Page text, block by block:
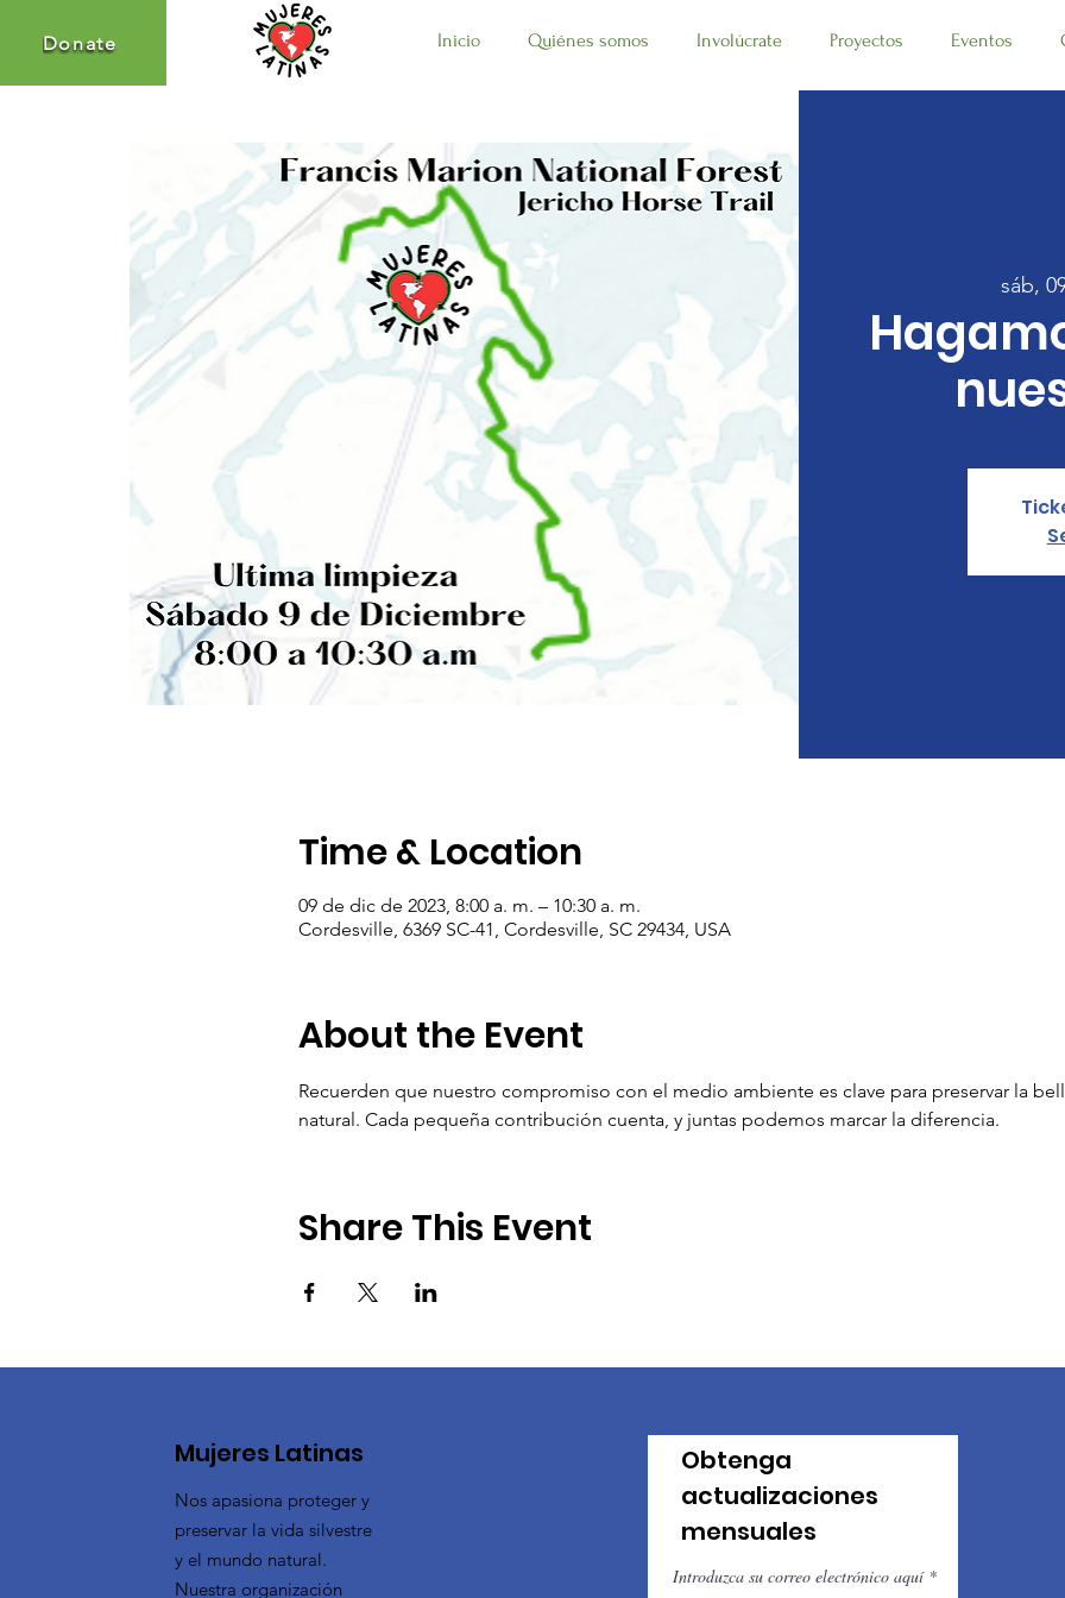
Donate
Donate Inicio Quiénes somos Involúcrate Proyectos Eventos
sáb,
Time & Location
09 de dic de 2023, 8:00 a. m. – 10:30 a. m.
Cordesville, 6369 SC-41, Cordesville, SC 29434, USA
About the Event
Recuerden que nuestro compromiso con el medio ambiente es clave para preservar la
natural. Cada pequeña contribución cuenta, y juntas podemos marcar la diferencia.
Share This Event
Mujeres Latinas
Nos apasiona proteger y
preservar la vida silvestre
y el mundo natural.
Nuestra organización
Obtenga
actualizaciones
mensuales
Introduzca su correo electrónico aquí